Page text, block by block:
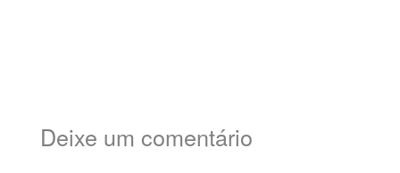
Deixe um comentário